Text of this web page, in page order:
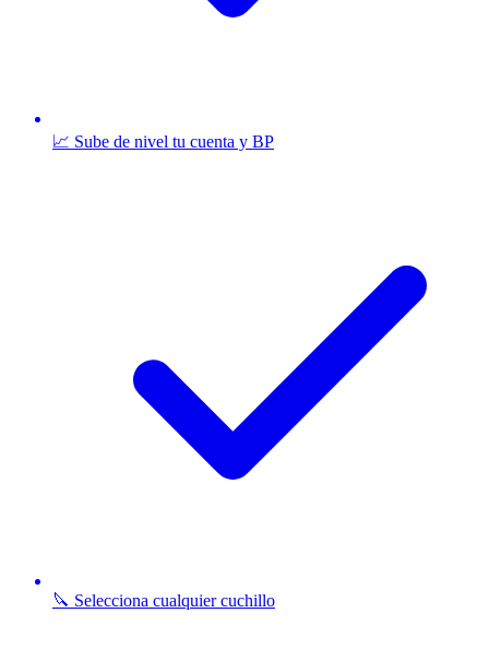
📈 Sube de nivel tu cuenta y BP
🔪 Selecciona cualquier cuchillo